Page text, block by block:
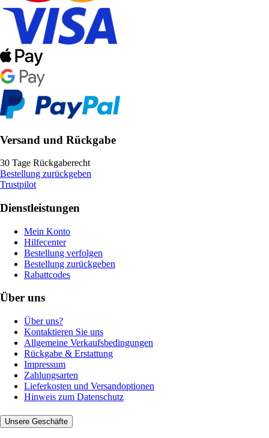
Versand und Rückgabe
30 Tage Rückgaberecht
Bestellung zurückgeben
Trustpilot
Dienstleistungen
Mein Konto
Hilfecenter
Bestellung verfolgen
Bestellung zurückgeben
Rabattcodes
Über uns
Über uns?
Kontaktieren Sie uns
Allgemeine Verkaufsbedingungen
Rückgabe & Erstattung
Impressum
Zahlungsarten
Lieferkosten und Versandoptionen
Hinweis zum Datenschutz
Unsere Geschäfte